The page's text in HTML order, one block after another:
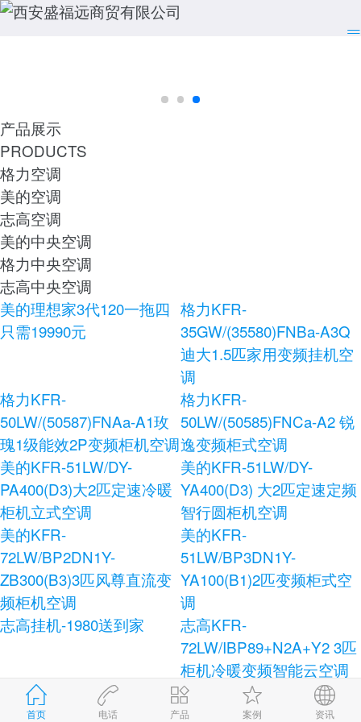
首页 电话 产品 案例 资讯
产品展示
PRODUCTS
格力空调
美的空调
志高空调
美的中央空调
格力中央空调
志高中央空调
美的理想家3代120一拖四
只需19990元
格力KFR-
35GW/(35580)FNBa-A3Q
迪大1.5匹家用变频挂机空
调
格力KFR-
50LW/(50587)FNAa-A1玫
瑰1级能效2P变频柜机空调
格力KFR-
50LW/(50585)FNCa-A2 锐
逸变频柜式空调
美的KFR-51LW/DY-
PA400(D3)大2匹定速冷暖
柜机立式空调
美的KFR-51LW/DY-
YA400(D3) 大2匹定速定频
智行圆柜机空调
美的KFR-
72LW/BP2DN1Y-
ZB300(B3)3匹风尊直流变
频柜机空调
美的KFR-
51LW/BP3DN1Y-
YA100(B1)2匹变频柜式空
调
志高挂机-1980送到家
志高KFR-
72LW/IBP89+N2A+Y2 3匹
柜机冷暖变频智能云空调
志高KFR-120LW/E41+N3
柜式空调
志高KFR-72LW/AS36+N3
健康宝独立除湿柜式空调